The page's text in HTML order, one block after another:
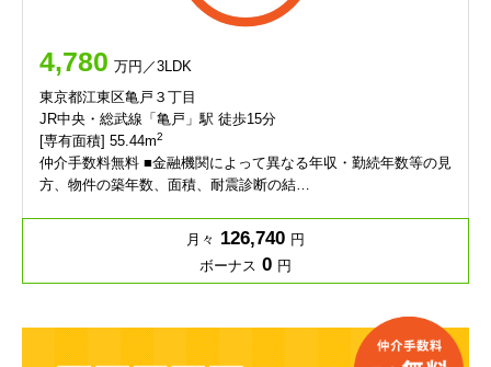
4,780 万円／3LDK
東京都江東区亀戸３丁目
JR中央・総武線「亀戸」駅 徒歩15分
[専有面積] 55.44m2
仲介手数料無料 ■金融機関によって異なる年収・勤続年数等の見
方、物件の築年数、面積、耐震診断の結…
月々 126,740 円
ボーナス 0 円